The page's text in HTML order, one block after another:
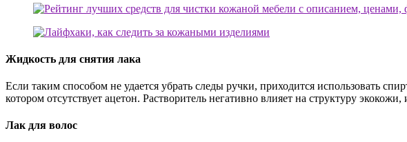
Жидкость для снятия лака
Если таким способом не удается убрать следы ручки, приходится использовать
котором отсутствует ацетон. Растворитель негативно влияет на структуру
Лак для волос